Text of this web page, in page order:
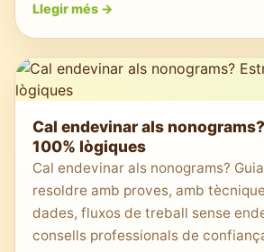
Llegir més ->
Cal endevinar als
100% lògiques
Cal endevinar als nonograms?
resoldre amb proves, amb
dades, fluxos de treball sense
consells professionals de